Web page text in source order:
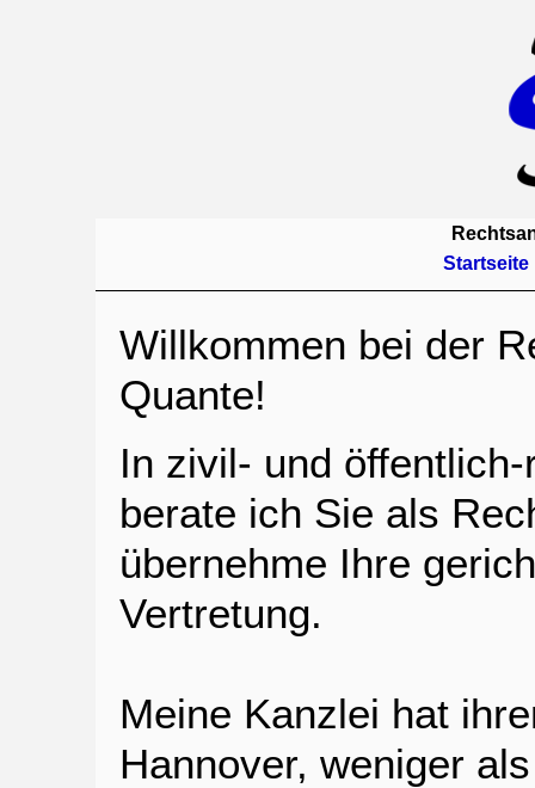
Startseite
Willkommen bei der
Quante!
In zivil- und
berate ich Sie als
übernehme Ihre
Vertretung.
Meine Kanzlei hat
Hannover, weniger